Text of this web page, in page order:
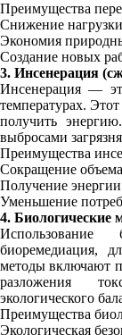
Преимущества
Снижение
Экономия
Создание новых
3. Инсенерация
Инсенерация —
температурах.
получить
выбросами
Преимущества
Сокращение
Получение
Уменьшение
4. Биологические
биоремедиация,
методы включают
разложения
экологического
Преимущества
Экологическая